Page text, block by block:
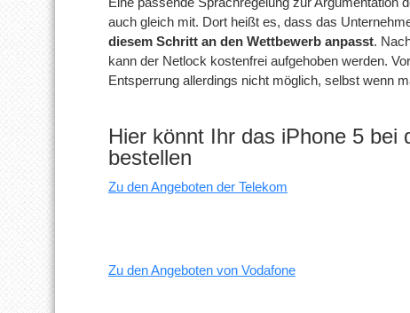
auch gleich mit. Dort heißt es, dass das
diesem Schritt an den Wettbewerb anpasst.
kann der Netlock kostenfrei aufgehoben werden.
Entsperrung allerdings nicht möglich, selbst wenn
Hier könnt Ihr das iPhone 5 bei
bestellen
Zu den Angeboten der Telekom
Zu den Angeboten von Vodafone